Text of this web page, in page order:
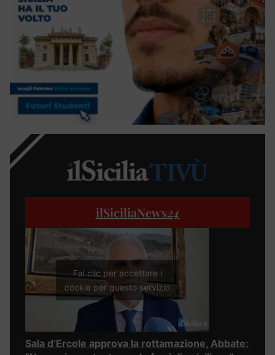
ilSiciliaNews24
Fai clic per accettare i
cookie per questo servizio
Sala d’Ercole approva la rottamazione, Abbate: